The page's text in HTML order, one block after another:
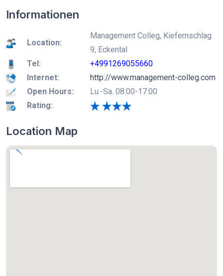
Informationen
Location:
Management Colleg, Kiefernschlag
9, Eckental
Tel:
+4991269055660
Internet:
http://www.management-colleg.com
Open Hours:
Lu.-Sa. 08:00-17:00
Rating:
Location Map